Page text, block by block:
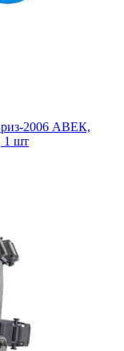
2006 АВЕК,
1 шт